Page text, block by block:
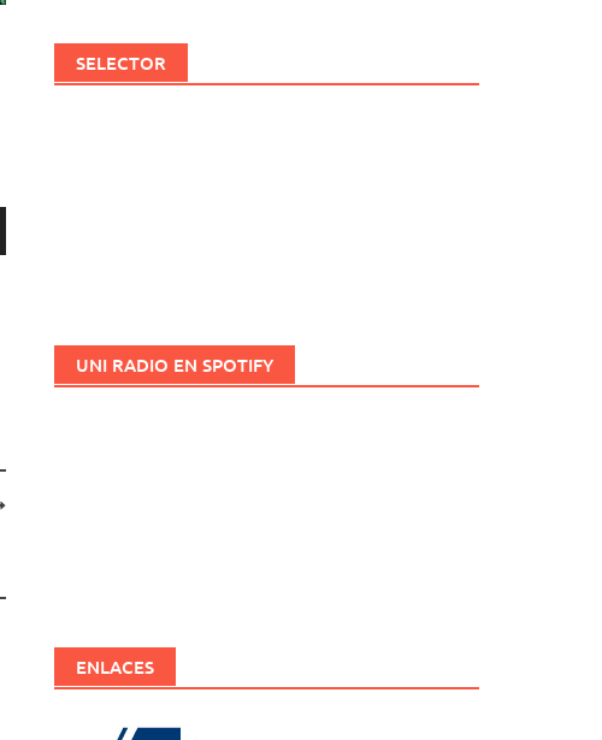
SELECTOR
UNI RADIO EN SPOTIFY
ENLACES